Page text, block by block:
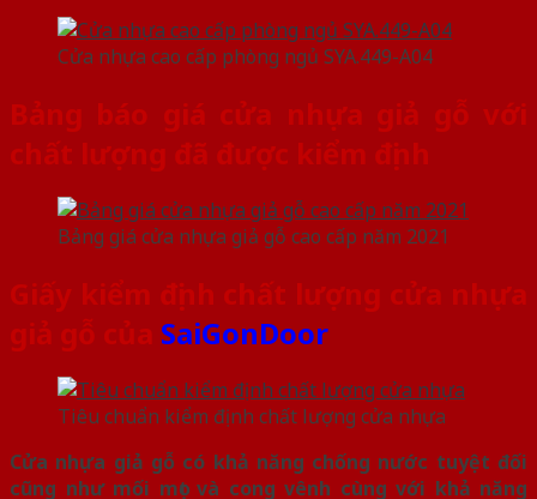
Cửa nhựa cao cấp phòng ngủ SYA.449-A04
Bảng báo giá cửa nhựa giả gỗ với
chất lượng đã được kiểm định
Bảng giá cửa nhựa giả gỗ cao cấp năm 2021
Giấy kiểm định chất lượng cửa nhựa
giả gỗ của SaiGonDoor
Tiêu chuẩn kiểm định chất lượng cửa nhựa
Cửa nhựa giả gỗ có khả năng chống nước tuyệt đối
cũng như mối mọt và cong vênh cùng với khả năng